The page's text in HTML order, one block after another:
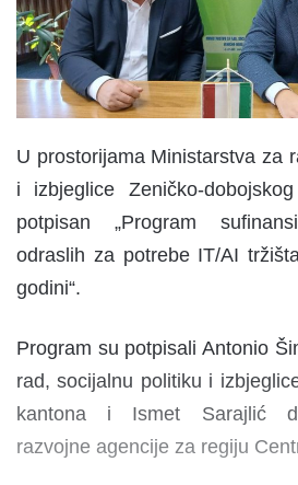
a
l
U prostorijama Ministarstva za
i izbjeglice Zeničko-
potpisan „Program
odraslih za potrebe IT/AI
godini“.
Program su potpisali Antonio
rad, socijalnu politiku i
kantona i Ismet Sarajlić
razvojne agencije za regiju